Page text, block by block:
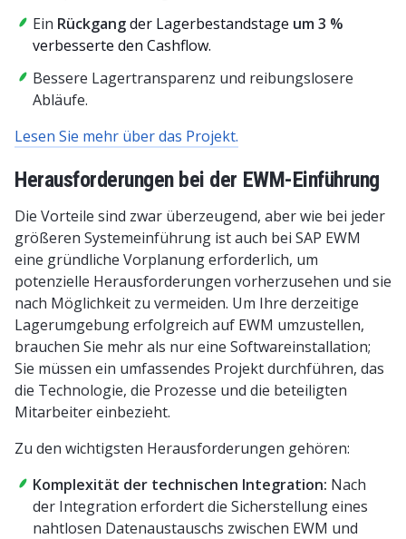
Ein Rückgangder Lagerbestandstage um 3 %
verbesserte den Cashflow.
Bessere Lagertransparenz und reibungslosere
Abläufe.
Lesen Sie mehr über das Projekt.
Herausforderungen bei der EWM-Einführung
Die Vorteile sind zwar überzeugend, aber wie bei jeder
größeren Systemeinführung ist auch bei SAP EWM
eine gründliche Vorplanung erforderlich, um
potenzielle Herausforderungen vorherzusehen und sie
nach Möglichkeit zu vermeiden. Um Ihre derzeitige
Lagerumgebung erfolgreich auf EWM umzustellen,
brauchen Sie mehr als nur eine Softwareinstallation;
Sie müssen ein umfassendes Projekt durchführen, das
die Technologie, die Prozesse und die beteiligten
Mitarbeiter einbezieht.
Zu den wichtigsten Herausforderungen gehören:
Komplexität der technischen Integration: Nach
der Integration erfordert die Sicherstellung eines
nahtlosen Datenaustauschs zwischen EWM und